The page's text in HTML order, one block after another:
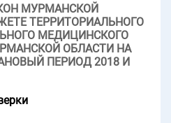
МУРМАНСКОЙ
ТЕРРИТОРИАЛЬНОГО
МЕДИЦИНСКОГО
ОБЛАСТИ НА
ПЕРИОД 2018 И